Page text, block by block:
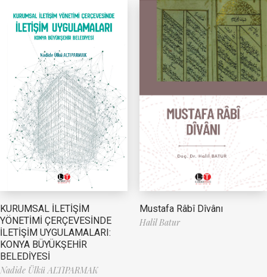
KURUMSAL İLETİŞİM
YÖNETİMİ ÇERÇEVESİNDE
İLETİŞİM UYGULAMALARI:
KONYA BÜYÜKŞEHİR
BELEDİYESİ
Nadide Ülkü ALTIPARMAK
Mustafa Râbî Dîvânı
Halil Batur